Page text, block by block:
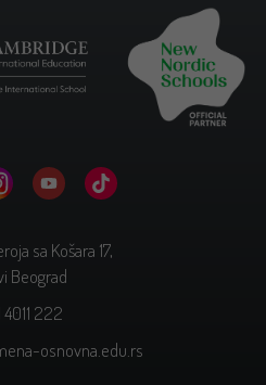
sa Košara 17,
Beograd
4011 222
osnovna.edu.rs